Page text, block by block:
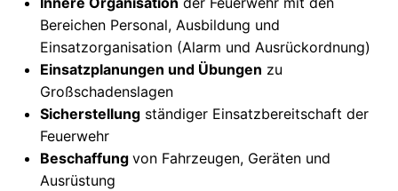
Bereichen Personal, Ausbildung und
Einsatzorganisation (Alarm und Ausrückordnung)
Einsatzplanungen und Übungen zu
Großschadenslagen
Sicherstellung ständiger Einsatzbereitschaft der
Feuerwehr
Beschaffung von Fahrzeugen, Geräten und
Ausrüstung